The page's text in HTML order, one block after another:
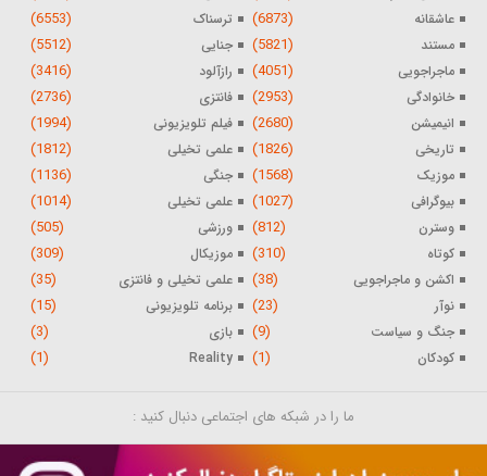
عاشقانه (6873) ترسناک (6553)
مستند (5821) جنایی (5512)
ماجراجویی (4051) رازآلود (3416)
خانوادگی (2953) فانتزی (2736)
انیمیشن (2680) فیلم تلویزیونی (1994)
تاریخی (1826) علمی تخیلی (1812)
موزیک (1568) جنگی (1136)
بیوگرافی (1027) علمی تخیلی (1014)
وسترن (812) ورزشی (505)
کوتاه (310) موزیکال (309)
اکشن و ماجراجویی (38) علمی تخیلی و فانتزی (35)
نوآر (23) برنامه تلویزیونی (15)
جنگ و سیاست (9) بازی (3)
کودکان (1)
Reality
(1)
ما را در شبکه های اجتماعی دنبال کنید :